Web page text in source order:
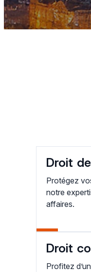
Droit
Protégez
notre
affaires.
Droit
Profitez